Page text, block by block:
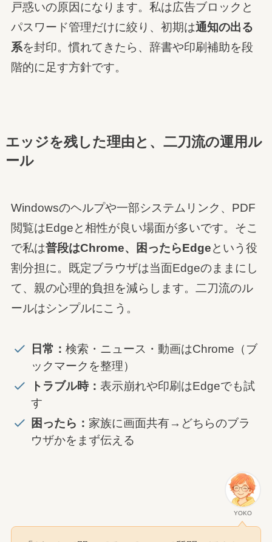
戸惑いの原因になります。私は広告ブロックと
パスワード管理だけに絞り、初期は通知の出る
系を封印。慣れてきたら、辞書や印刷補助を段
階的に足す方針です。
エッジを残した理由と、二刀流の運用ル
ール
Windowsのヘルプや一部システムリンク、PDF
閲覧はEdgeと相性が良い場面が多いです。そこ
で私は普段はChrome、困ったらEdgeという役
割分担に。既定ブラウザは当面Edgeのままにし
て、親の心理的負担を減らします。二刀流のル
ールはシンプルにこう。
日常： 検索・ニュース・動画はChrome（ブ
ックマークを整理）
トラブル時： 表示崩れや印刷はEdgeでも試
す
困ったら： 家族に画面共有→どちらのブラ
ウザかをまず伝える
YOKO